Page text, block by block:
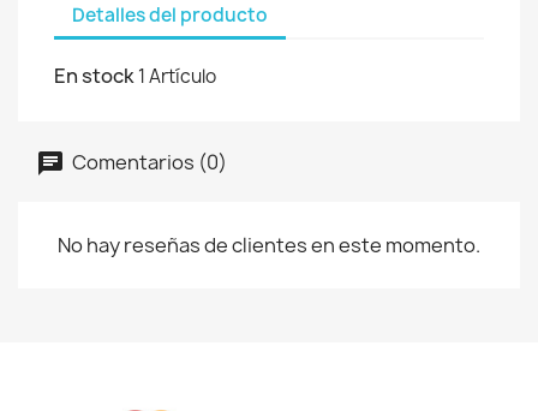
Detalles del producto
En stock1 Artículo
Comentarios (0)
No hay reseñas de clientes en este momento.